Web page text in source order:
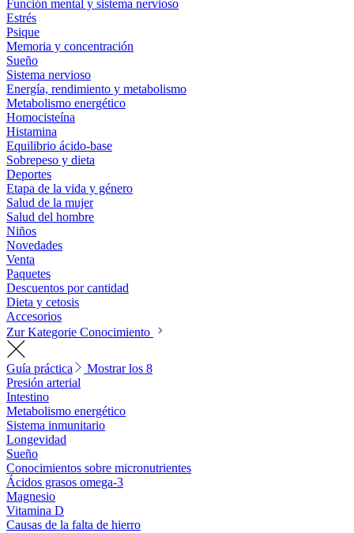
Función mental y sistema nervioso
Estrés
Psique
Memoria y concentración
Sueño
Sistema nervioso
Energía, rendimiento y metabolismo
Metabolismo energético
Homocisteína
Histamina
Equilibrio ácido-base
Sobrepeso y dieta
Deportes
Etapa de la vida y género
Salud de la mujer
Salud del hombre
Niños
Novedades
Venta
Paquetes
Descuentos por cantidad
Dieta y cetosis
Accesorios
Zur Kategorie Conocimiento
Guía práctica
Mostrar los 8
Presión arterial
Intestino
Metabolismo energético
Sistema inmunitario
Longevidad
Sueño
Conocimientos sobre micronutrientes
Ácidos grasos omega-3
Magnesio
Vitamina D
Causas de la falta de hierro